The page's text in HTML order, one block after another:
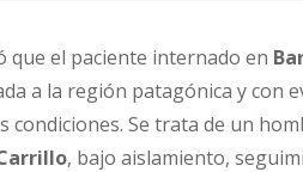
que el paciente internado en
a la región patagónica y con
Se trata de un
, bajo aislamiento,